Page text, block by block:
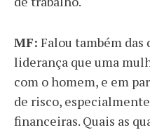
MF: Falou também
liderança que uma
com o homem, e em
de risco,
financeiras. Quais as